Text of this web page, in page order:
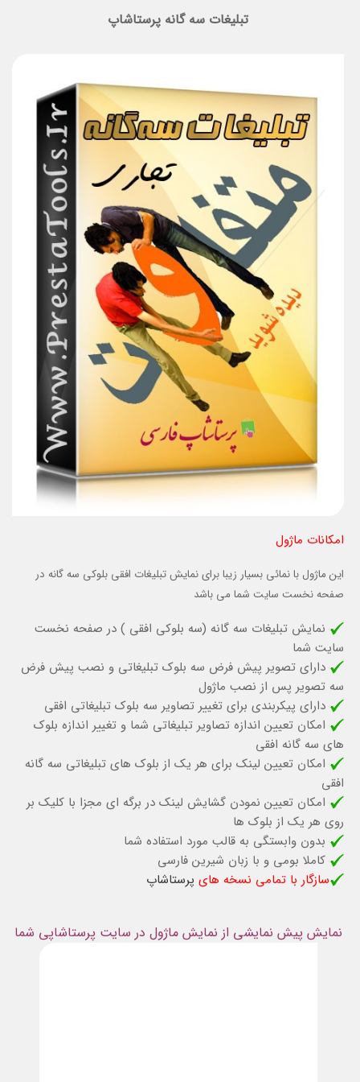
تبلیغات سه گانه پرستاشاپ
امکانات ماژول
این ماژول با نمائی بسیار زیبا برای نمایش تبلیغات افقی بلوکی سه گانه در
صفحه نخست سایت شما می باشد
نمایش تبلیغات سه گانه (سه بلوکی افقی ) در صفحه نخست
سایت شما
دارای تصویر پیش فرض سه بلوک تبلیغاتی و نصب پیش فرض
سه تصویر پس از نصب ماژول
دارای پیکربندی برای تغییر تصاویر سه بلوک تبلیغاتی افقی
امکان تعیین اندازه تصاویر تبلیغاتی شما و تغییر اندازه بلوک
های سه گانه افقی
امکان تعیین لینک برای هر یک از بلوک های تبلیغاتی سه گانه
افقی
امکان تعیین نمودن گشایش لینک در برگه ای مجزا با کلیک بر
روی هر یک از بلوک ها
بدون وابستگی به قالب مورد استفاده شما
کاملا بومی و با زبان شیرین فارسی
سازگار با تمامی نسخه های پرستاشاپ
نمایش پیش نمایشی از نمایش ماژول در سایت پرستاشاپی شما